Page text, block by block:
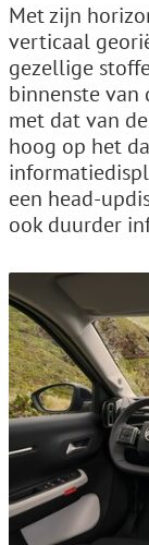
Met zijn
verticaal
gezellige
binnenste van
met dat van
hoog op het
een head-
ook duurder